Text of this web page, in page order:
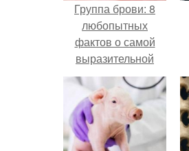
Группа брови: 8
любопытных
фактов о самой
выразительной
черте лица?